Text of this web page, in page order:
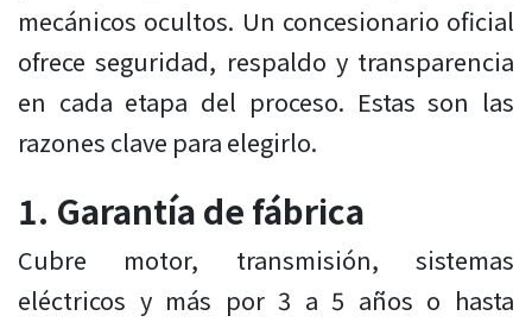
mecánicos ocultos. Un concesionario oficial
ofrece seguridad, respaldo y transparencia
en cada etapa del proceso. Estas son las
razones clave para elegirlo.
1. Garantía de fábrica
Cubre motor, transmisión, sistemas
eléctricos y más por 3 a 5 años o hasta